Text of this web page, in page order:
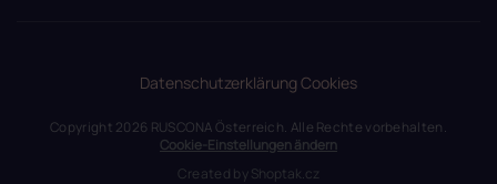
DatenschutzerklärungCookies
Copyright 2026 RUSCONA Österreich. Alle Rechte vorbehalten.
Cookie-Einstellungen ändern
Created byShoptak.cz